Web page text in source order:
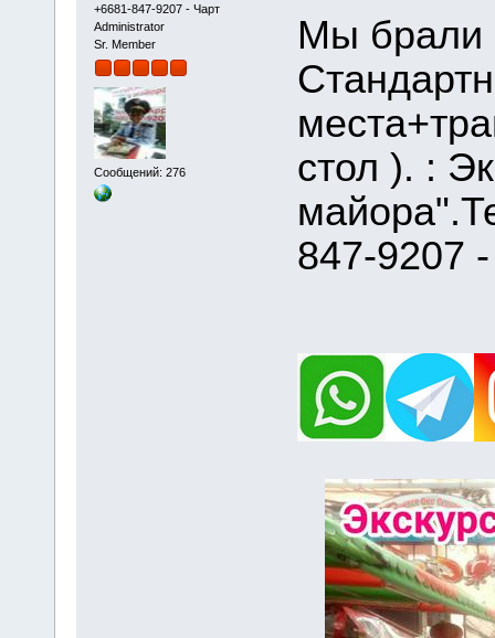
+6681-847-9207 - Чарт
Administrator
Sr. Member
Сообщений: 276
Мы брали
стол ). :
847-9207